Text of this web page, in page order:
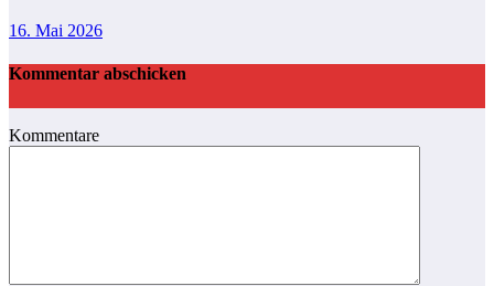
16. Mai 2026
Kommentar abschicken
Kommentare